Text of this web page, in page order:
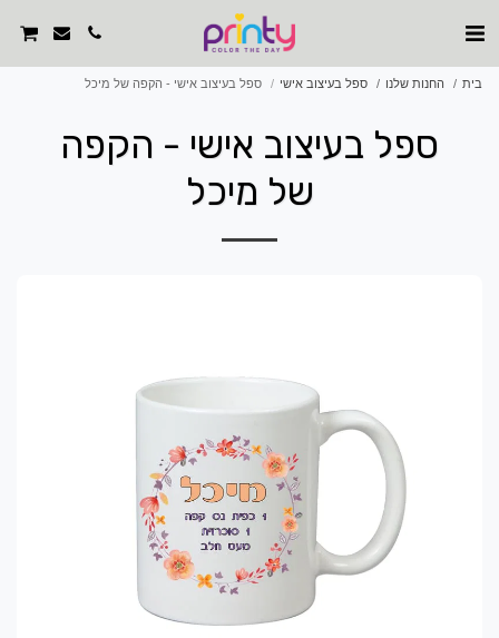
בית החנות שלנו ספל בעיצוב אישי ספל בעיצוב אישי - הקפה של מיכל
ספל בעיצוב אישי - הקפה
של מיכל